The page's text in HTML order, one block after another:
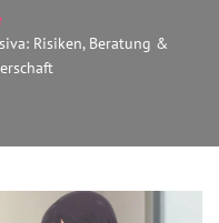
Risiken, Beratung &